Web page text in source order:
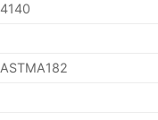
4140
ASTMA182